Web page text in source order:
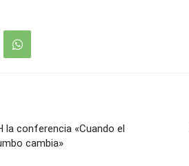
la conferencia «Cuando el
cambia»